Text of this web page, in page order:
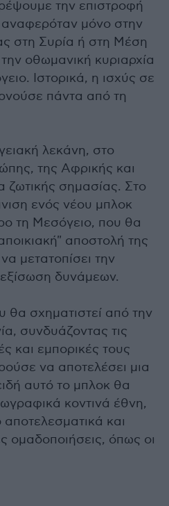
την επιστροφή
μόνο στην
στη Συρία ή στη Μέση
οθωμανική κυριαρχία
Ιστορικά, η ισχύς σε
πάντα από τη
λεκάνη, στο
της Αφρικής και
ζωτικής σημασίας. Στο
ενός νέου μπλοκ
τη Μεσόγειο, που θα
αποστολή της
μετατοπίσει την
δυνάμεων.
θα σχηματιστεί από την
συνδυάζοντας τις
και εμπορικές τους
να αποτελέσει μια
αυτό το μπλοκ θα
κοντινά έθνη,
και
ομαδοποιήσεις, όπως οι